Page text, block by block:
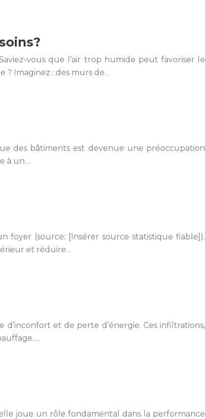
vous que l’air trop humide peut favoriser le
? Imaginez : des murs de…
des bâtiments est devenue une préoccupation
à un…
foyer (source: [Insérer source statistique fiable]).
et réduire…
et de perte d’énergie. Ces infiltrations,
joue un rôle fondamental dans la performance